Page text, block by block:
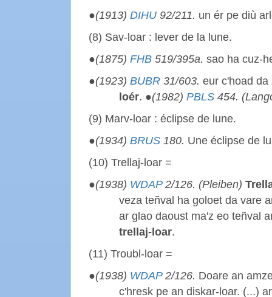
●(1913) DIHU 92/211. un ér pe diù
(8) Sav-loar : lever de la lune.
●(1875) FHB 519/395a. sao ha cuz-
●(1923) BUBR 31/603. eur c'hoad da
loér. ●(1982) PBLS 454.
(9) Marv-loar : éclipse de lune.
●(1934) BRUS 180. Une éclipse de
(10) Trellaj-loar =
●(1938) WDAP2/126. (Pleiben)
veza teñval ha goloet da vare
ar glao daoust ma'z eo teñval
trellaj-loar.
(11) Troubl-loar =
●(1938) WDAP2/126. Doare an
c'hresk pe an diskar-loar. (...)